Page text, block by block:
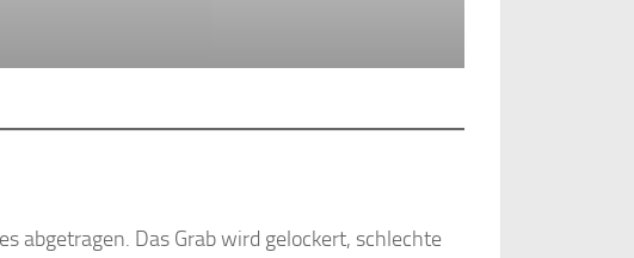
abgetragen. Das Grab wird gelockert, schlechte